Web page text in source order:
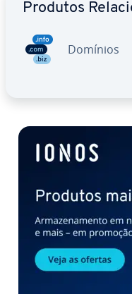
Produtos
Domínios